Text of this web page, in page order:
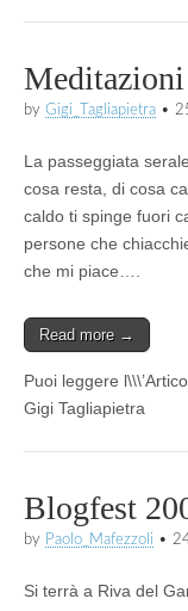
by Gigi_Tagliapietra •
La passeggiata
cosa resta, di cosa
caldo ti spinge fuori
persone che
che mi piace….
Read more →
Puoi leggere
Gigi Tagliapietra
Blogfest
by Paolo_Mafezzoli •
Si terrà a Riva del